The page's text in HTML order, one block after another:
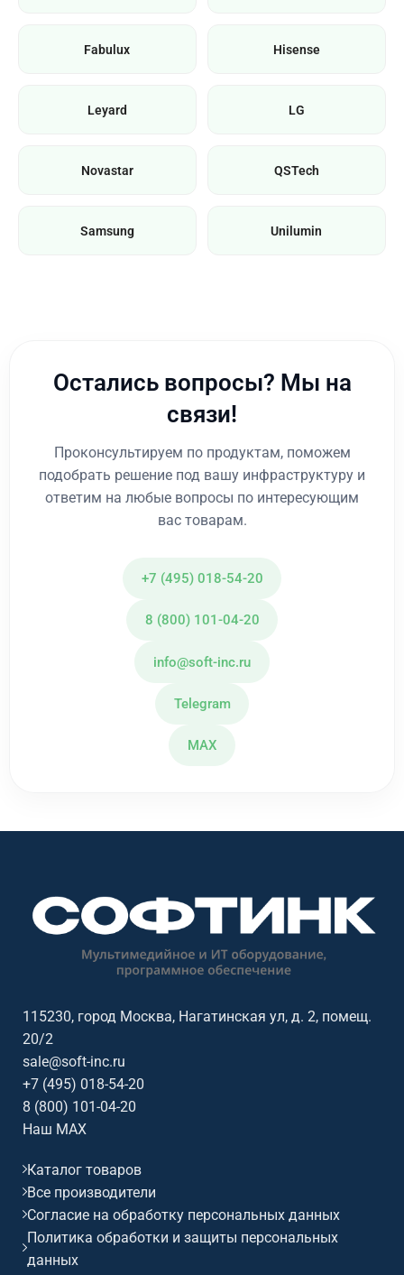
Fabulux Hisense
Leyard LG
Novastar QSTech
Samsung Unilumin
Остались вопросы? Мы на
связи!
Проконсультируем по продуктам, поможем
подобрать решение под вашу инфраструктуру и
ответим на любые вопросы по интересующим
вас товарам.
+7 (495) 018-54-20
8 (800) 101-04-20
info@soft-inc.ru
Telegram
MAX
115230, город Москва, Нагатинская ул, д. 2, помещ.
20/2
sale@soft-inc.ru
+7 (495) 018-54-20
8 (800) 101-04-20
Наш MAX
Каталог товаров
Все производители
Согласие на обработку персональных данных
Политика обработки и защиты персональных
данных